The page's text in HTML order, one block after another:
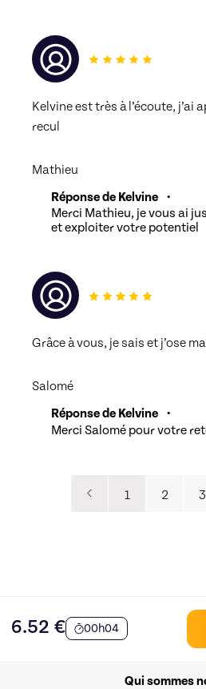
Kelvine est très à l’écoute, j’ai
recul
Mathieu
Réponse de Kelvine
•
Merci Mathieu, je vous ai
et exploiter votre potentiel
Grâce à vous, je sais et j’ose
Salomé
Réponse de Kelvine
•
Merci Salomé pour votre
1 2 3
6.52 € 00h04
Qui sommes